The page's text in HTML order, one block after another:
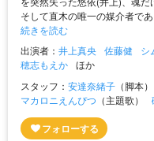
そして直木の唯一の媒介者で
続きを読む
出演者： 井上真央 佐藤健 シ
穂志もえか ほか
スタッフ： 安達奈緒子 （脚本）
マカロニえんぴつ （主題歌）